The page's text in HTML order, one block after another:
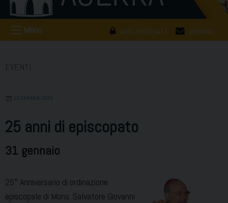
AREA RISERVATA WEBMAIL
Menu
13 GENNAIO 2025
25 anni di episcopato
31 gennaio
25° Anniversario di ordinazione
episcopale di Mons. Salvatore Giovanni